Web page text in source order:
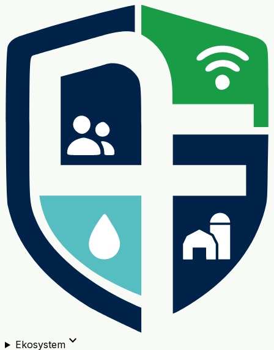
Ekosystemexpand_more